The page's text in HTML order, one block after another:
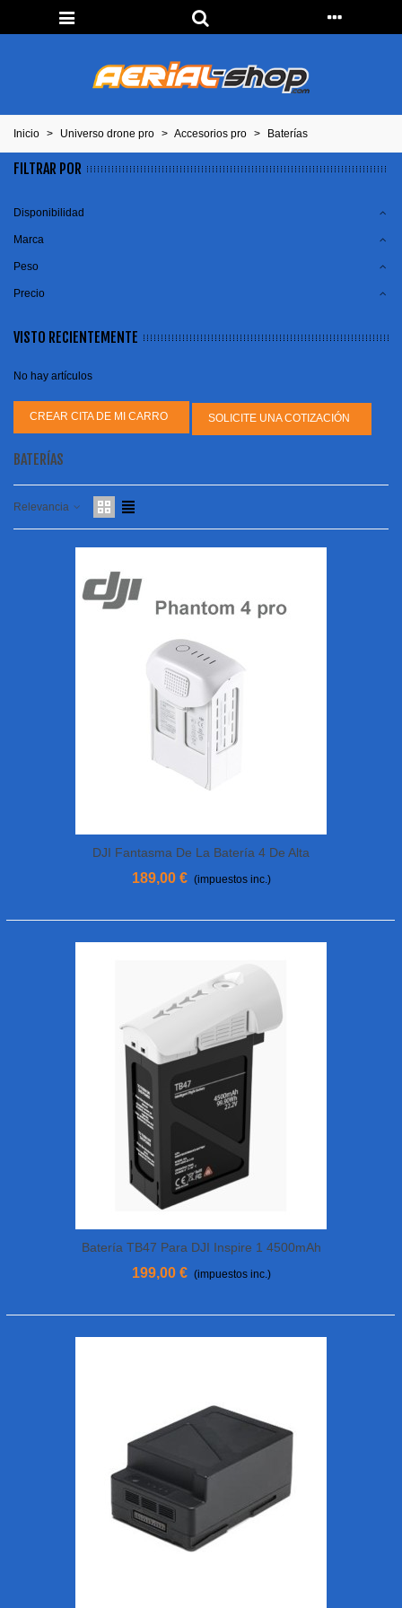
Inicio > Universo drone pro > Accesorios pro > Baterías
FILTRAR POR
Disponibilidad
Marca
Peso
Precio
VISTO RECIENTEMENTE
No hay artículos
CREAR CITA DE MI CARRO SOLICITE UNA COTIZACIÓN
BATERÍAS
Relevancia
DJI Fantasma De La Batería 4 De Alta
Capacidad (5870 MAh)
189,00 € (impuestos inc.)
Batería TB47 Para DJI Inspire 1 4500mAh
199,00 € (impuestos inc.)